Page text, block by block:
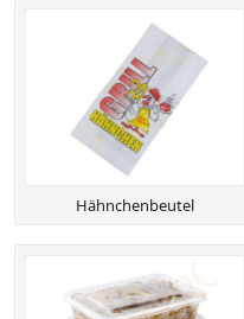
Hähnchenbeutel